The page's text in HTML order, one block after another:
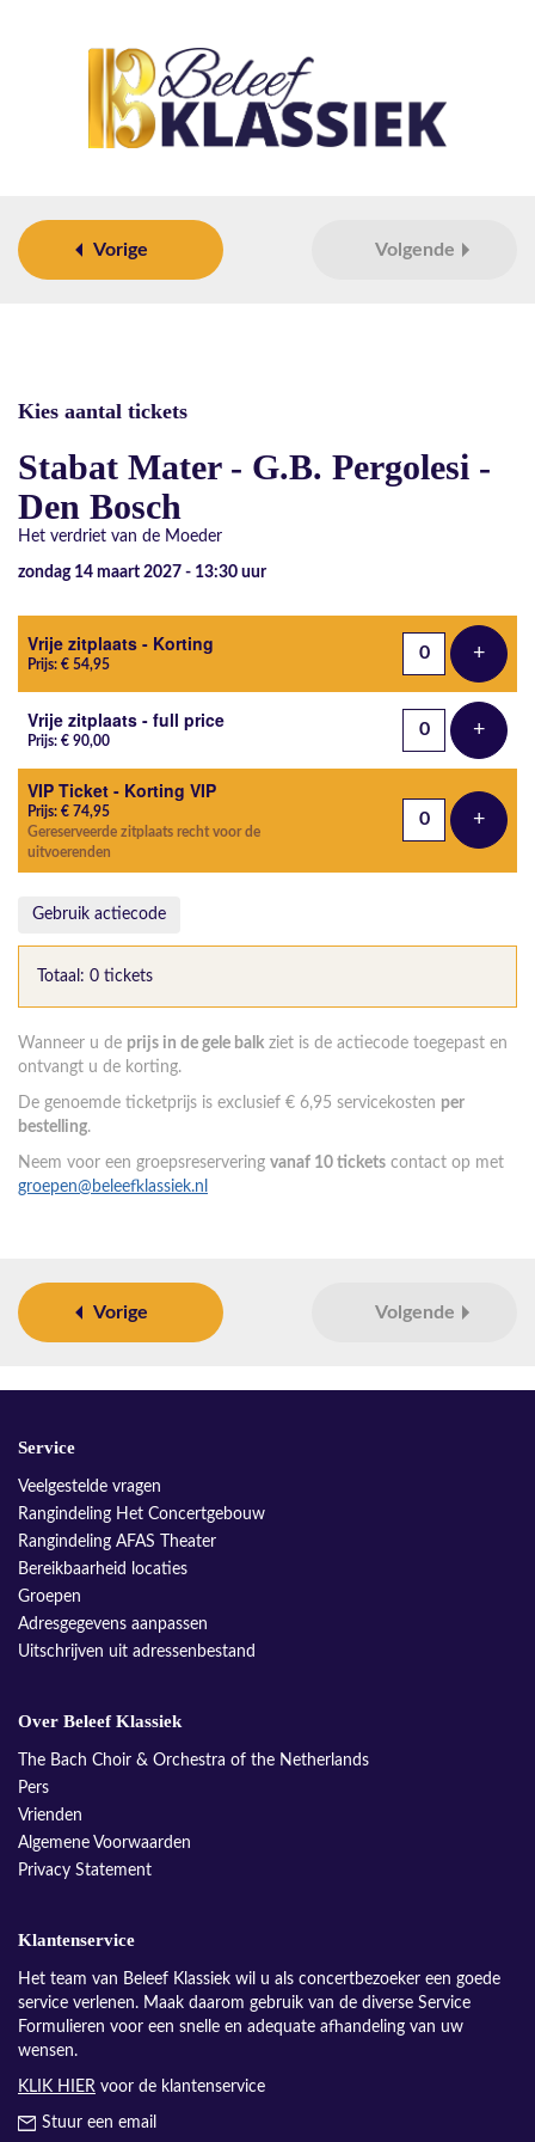
Vorige Volgende
Kies aantal tickets
Stabat Mater - G.B. Pergolesi -
Den Bosch
Het verdriet van de Moeder
zondag 14 maart 2027 - 13:30 uur
Aantal tickets
Vrije zitplaats - Korting
Prijs: € 54,95 +Voeg
Vrije zitplaats - full price
Prijs: € 90,00 +Voeg
VIP Ticket - Korting VIP
Prijs: € 74,95
Gereserveerde zitplaats recht voor de
uitvoerenden
+Voeg
Gebruik actiecode
Totaal: 0 tickets
Wanneer u de prijs in de gele balk ziet is de actiecode toegepast en
ontvangt u de korting.
De genoemde ticketprijs is exclusief € 6,95 servicekosten per
bestelling.
Neem voor een groepsreservering vanaf 10 tickets contact op met
groepen@beleefklassiek.nl
Vorige Volgende
Service
Veelgestelde vragen
Rangindeling Het Concertgebouw
Rangindeling AFAS Theater
Bereikbaarheid locaties
Groepen
Adresgegevens aanpassen
Uitschrijven uit adressenbestand
Over Beleef Klassiek
The Bach Choir & Orchestra of the Netherlands
Pers
Vrienden
Algemene Voorwaarden
Privacy Statement
Klantenservice
Het team van Beleef Klassiek wil u als concertbezoeker een goede
service verlenen. Maak daarom gebruik van de diverse Service
Formulieren voor een snelle en adequate afhandeling van uw
wensen.
KLIK HIER voor de klantenservice
Stuur een email